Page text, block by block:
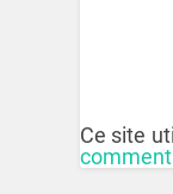
Ce site